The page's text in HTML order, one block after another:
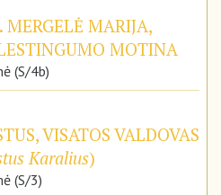
MERGELĖ MARIJA,
MOTINA
(S/4b)
VISATOS VALDOVAS
Karalius)
(S/3)